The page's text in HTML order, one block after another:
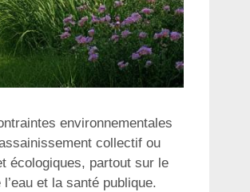
environnementales
collectif ou
écologiques, partout sur le
et la santé publique.